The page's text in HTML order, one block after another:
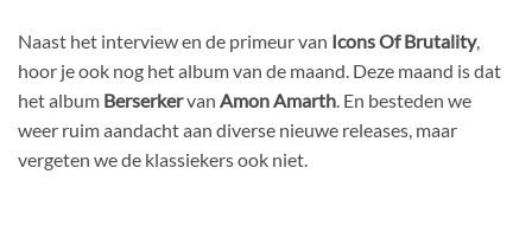
Naast het interview en de primeur van Icons Of Brutality,
hoor je ook nog het album van de maand. Deze maand is dat
het album Berserkervan Amon Amarth. En besteden we
weer ruim aandacht aan diverse nieuwe releases, maar
vergeten we de klassiekers ook niet.